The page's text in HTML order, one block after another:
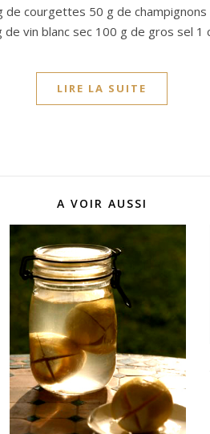
de courgettes 50 g de
vin blanc sec 100 g de gros sel 1
LIRE LA SUITE
A VOIR AUSSI